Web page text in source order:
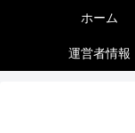
ホーム
運営者情報